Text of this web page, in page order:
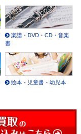
楽譜・DVD・CD・音楽
書
絵本・児童書・幼児本